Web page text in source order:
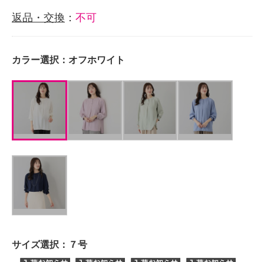
返品・交換 ： 不可
カラー選択： オフホワイト
サイズ選択： ７号